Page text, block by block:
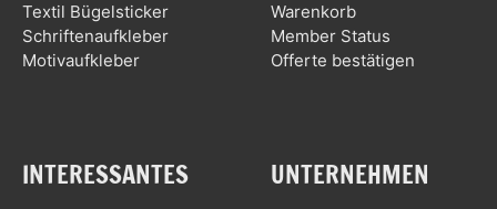
Textil Bügelsticker
Schriftenaufkleber
Motivaufkleber
Warenkorb
Member Status
Offerte bestätigen
INTERESSANTES UNTERNEHMEN